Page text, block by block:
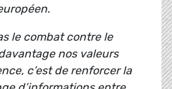
le combat contre le
nos valeurs
c’est de renforcer la